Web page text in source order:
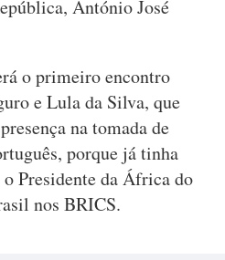
António José
o primeiro encontro
e Lula da Silva, que
na tomada de
porque já tinha
Presidente da África do
nos BRICS.